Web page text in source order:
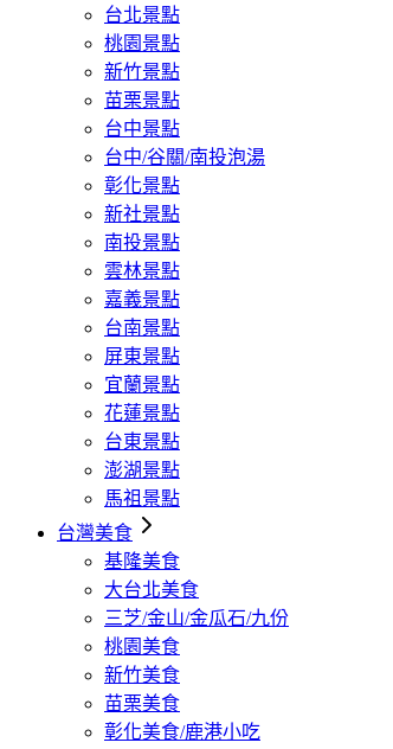
台北景點
桃園景點
新竹景點
苗栗景點
台中景點
台中/谷關/南投泡湯
彰化景點
新社景點
南投景點
雲林景點
嘉義景點
台南景點
屏東景點
宜蘭景點
花蓮景點
台東景點
澎湖景點
馬祖景點
台灣美食
基隆美食
大台北美食
三芝/金山/金瓜石/九份
桃園美食
新竹美食
苗栗美食
彰化美食/鹿港小吃